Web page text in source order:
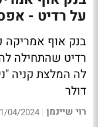
על רדיט -
בנק אוף
רדיט שהתחילה
דולר
רוי שיינמן |
04/2024 15:39